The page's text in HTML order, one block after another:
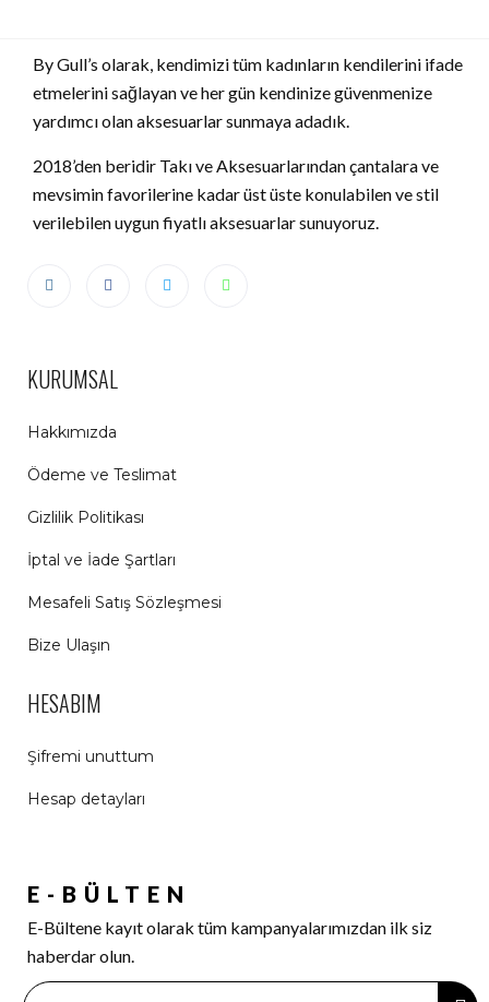
By Gull’s olarak, kendimizi tüm kadınların kendilerini ifade
etmelerini sağlayan ve her gün kendinize güvenmenize
yardımcı olan aksesuarlar sunmaya adadık.
2018’den beridir Takı ve Aksesuarlarından çantalara ve
mevsimin favorilerine kadar üst üste konulabilen ve stil
verilebilen uygun fiyatlı aksesuarlar sunuyoruz.
KURUMSAL
Hakkımızda
Ödeme ve Teslimat
Gizlilik Politikası
İptal ve İade Şartları
Mesafeli Satış Sözleşmesi
Bize Ulaşın
HESABIM
Şifremi unuttum
Hesap detayları
E-BÜLTEN
E-Bültene kayıt olarak tüm kampanyalarımızdan ilk siz
haberdar olun.